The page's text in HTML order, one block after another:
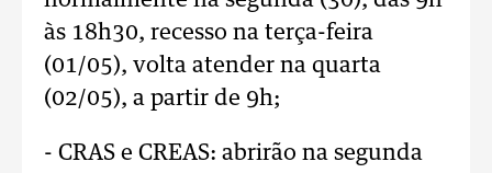
às 18h30, recesso na terça-feira
(01/05), volta atender na quarta
(02/05), a partir de 9h;
- CRAS e CREAS: abrirão na segunda